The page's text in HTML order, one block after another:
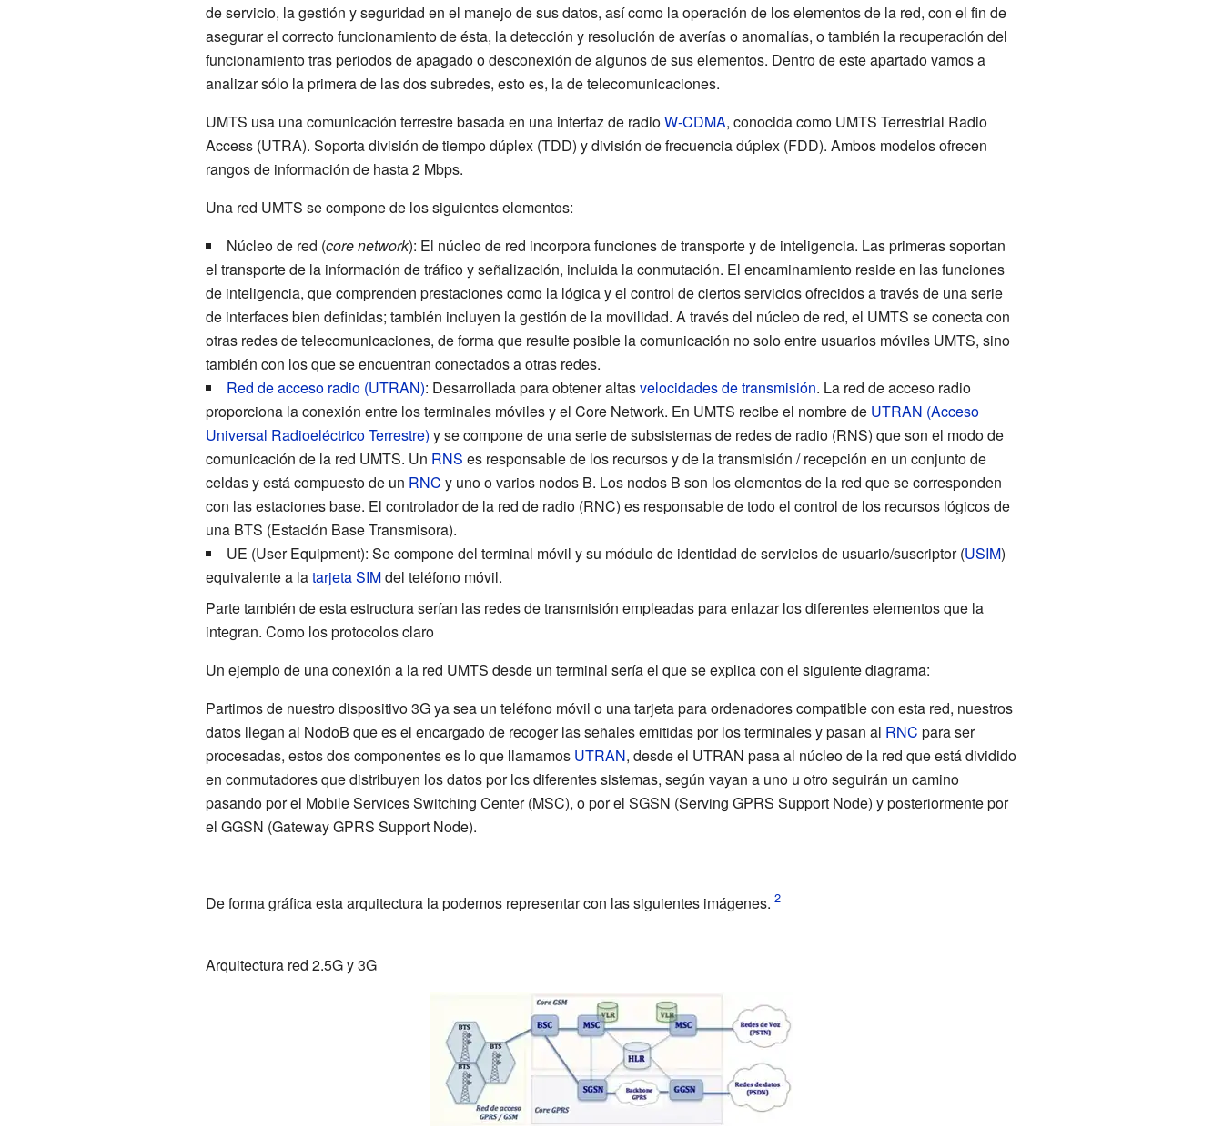
de servicio, la gestión y seguridad en el manejo de sus datos, así como la operación de los elementos de la red, con el fin de
asegurar el correcto funcionamiento de ésta, la detección y resolución de averías o anomalías, o también la recuperación del
funcionamiento tras periodos de apagado o desconexión de algunos de sus elementos. Dentro de este apartado vamos a
analizar sólo la primera de las dos subredes, esto es, la de telecomunicaciones.
UMTS usa una comunicación terrestre basada en una interfaz de radioW-CDMA, conocida como UMTS Terrestrial Radio
Access (UTRA). Soporta división de tiempo dúplex (TDD) y división defrecuencia dúplex (FDD). Ambos modelos ofrecen
rangos de información de hasta 2 Mbps.
Una red UMTS se compone de los siguientes elementos:
Núcleo de red (core network): El núcleo de red incorpora funciones de transporte y de inteligencia. Las primeras soportan
el transporte de la información de tráfico y señalización, incluida la conmutación. El encaminamiento reside en las funciones
de inteligencia, que comprenden prestaciones como la lógica y el control de ciertos servicios ofrecidos a través de una serie
de interfaces bien definidas; también incluyen la gestión de la movilidad. A través del núcleo de red, el UMTS se conecta con
otras redes de telecomunicaciones, de forma que resulte posible la comunicación no solo entre usuarios móviles UMTS, sino
también con los que se encuentran conectados a otras redes.
Red de acceso radio (UTRAN): Desarrollada para obtener altasvelocidades de transmisión. La red de acceso radio
proporciona la conexión entre los terminales móviles y el Core Network. En UMTS recibe el nombre de UTRAN (Acceso
Universal Radioeléctrico Terrestre) y se compone de una serie de subsistemas de redes de radio (RNS) que son el modo de
comunicación de la red UMTS. Un RNS es responsable de los recursos y de la transmisión / recepción en un conjunto de
celdas y está compuesto de un RNC y uno o varios nodos B. Los nodos B son los elementos de la red que se corresponden
con las estaciones base. El controlador de la red de radio (RNC) es responsable de todo el control de los recursos lógicos de
una BTS (Estación Base Transmisora).
UE (User Equipment): Se compone del terminal móvil y su módulo de identidad de servicios de usuario/suscriptor (USIM)
equivalente a latarjeta SIMdel teléfono móvil.
Parte también de esta estructura serían las redes de transmisión empleadas para enlazar los diferentes elementos que la
integran. Como los protocolos claro
Un ejemplo de una conexión a la red UMTS desde un terminal sería el que se explica con el siguiente diagrama:
Partimos de nuestro dispositivo 3G ya sea un teléfono móvil o una tarjeta para ordenadores compatible con esta red, nuestros
datos llegan al NodoB que es el encargado de recoger las señales emitidas por los terminales y pasan al RNC para ser
procesadas, estos dos componentes es lo que llamamos UTRAN, desde el UTRAN pasa al núcleo de la red que está dividido
en conmutadores que distribuyen los datos por los diferentes sistemas, según vayan a uno u otro seguirán un camino
pasando por el Mobile Services Switching Center(MSC), o por el SGSN (Serving GPRS Support Node) y posteriormente por
el GGSN (Gateway GPRS Support Node).
De forma gráfica esta arquitectura la podemos representar con las siguientes imágenes.
Arquitectura red 2.5G y 3G